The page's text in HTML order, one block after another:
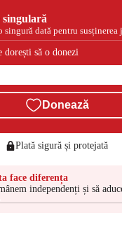
singulară
singură dată pentru
dorești să o donezi
Donează
Plată sigură și protejată
face diferența
independenți și să